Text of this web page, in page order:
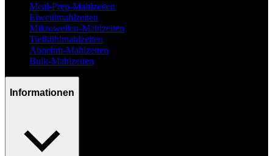
Meal-Prep-Mahlzeiten
Eiweißmahlzeiten
Mikrowellen-Mahlzeiten
Tiefkühlmahlzeiten
Abnehm-Mahlzeiten
Bulk-Mahlzeiten
Informationen